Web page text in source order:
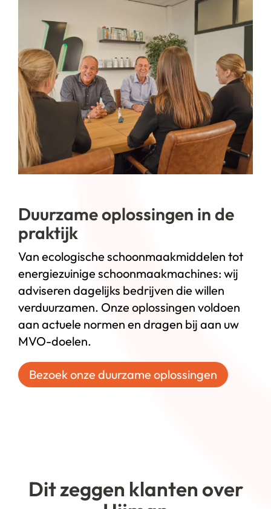
Duurzame oplossingen in de
praktijk
Van ecologische schoonmaakmiddelen tot
energiezuinige schoonmaakmachines: wij
adviseren dagelijks bedrijven die willen
verduurzamen. Onze oplossingen voldoen
aan actuele normen en dragen bij aan uw
MVO-doelen.
Bezoek onze duurzame oplossingen
Dit zeggen klanten over